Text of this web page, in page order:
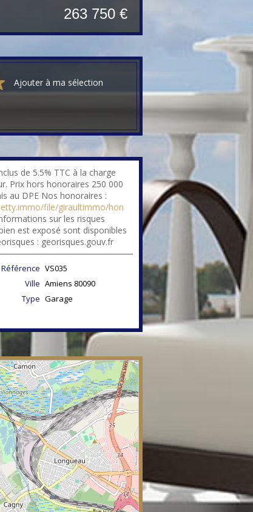
263 750 €
Ajouter à ma sélection
de 5.5% TTC à la charge
Prix hors honoraires 250 000
au DPE Nos honoraires :
file/giraultimmo/hon
sur les risques
est exposé sont disponibles
: georisques.gouv.fr
Référence VS035
Ville Amiens 80090
Type Garage